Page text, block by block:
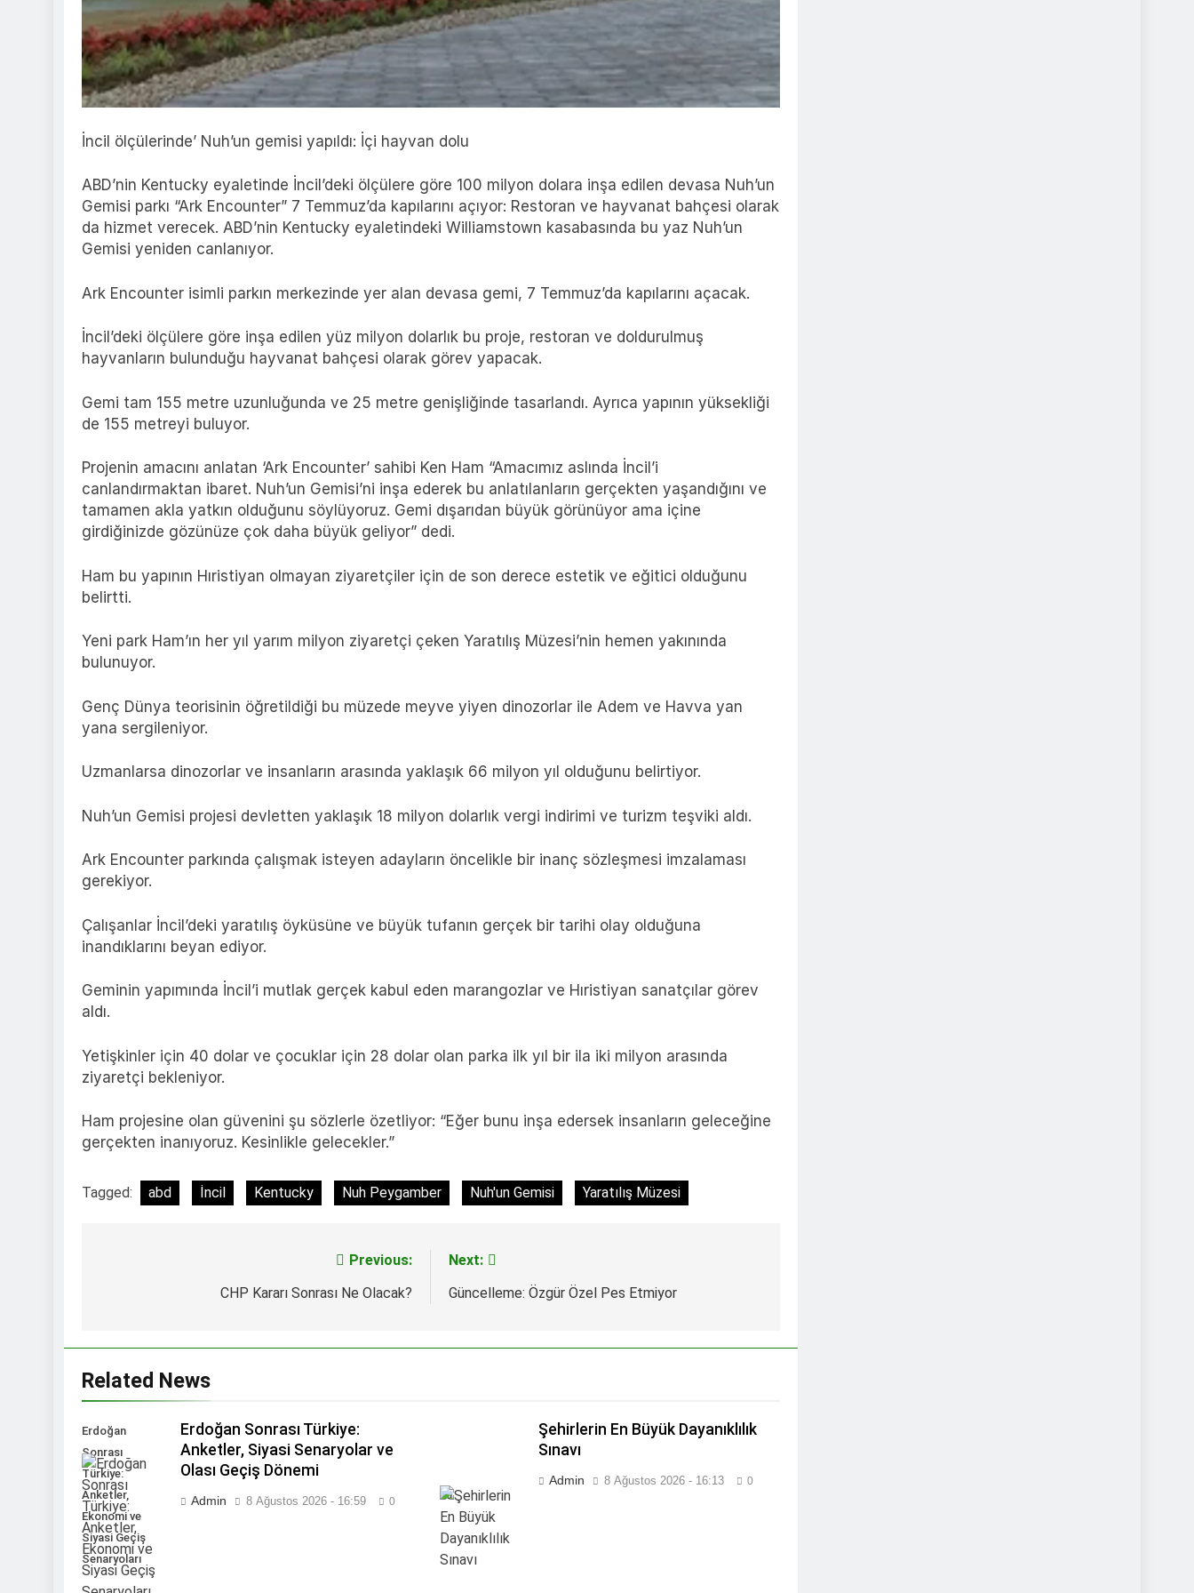
İncil ölçülerinde’ Nuh’un gemisi yapıldı: İçi hayvan dolu
ABD’nin Kentucky eyaletinde İncil’deki ölçülere göre 100 milyon dolara inşa edilen devasa Nuh’un
Gemisi parkı “Ark Encounter” 7 Temmuz’da kapılarını açıyor: Restoran ve hayvanat bahçesi olarak
da hizmet verecek. ABD’nin Kentucky eyaletindeki Williamstown kasabasında bu yaz Nuh’un
Gemisi yeniden canlanıyor.
Ark Encounter isimli parkın merkezinde yer alan devasa gemi, 7 Temmuz’da kapılarını açacak.
İncil’deki ölçülere göre inşa edilen yüz milyon dolarlık bu proje, restoran ve doldurulmuş
hayvanların bulunduğu hayvanat bahçesi olarak görev yapacak.
Gemi tam 155 metre uzunluğunda ve 25 metre genişliğinde tasarlandı. Ayrıca yapının yüksekliği
de 155 metreyi buluyor.
Projenin amacını anlatan ‘Ark Encounter’ sahibi Ken Ham “Amacımız aslında İncil’i
canlandırmaktan ibaret. Nuh’un Gemisi’ni inşa ederek bu anlatılanların gerçekten yaşandığını ve
tamamen akla yatkın olduğunu söylüyoruz. Gemi dışarıdan büyük görünüyor ama içine
girdiğinizde gözünüze çok daha büyük geliyor” dedi.
Ham bu yapının Hıristiyan olmayan ziyaretçiler için de son derece estetik ve eğitici olduğunu
belirtti.
Yeni park Ham’ın her yıl yarım milyon ziyaretçi çeken Yaratılış Müzesi’nin hemen yakınında
bulunuyor.
Genç Dünya teorisinin öğretildiği bu müzede meyve yiyen dinozorlar ile Adem ve Havva yan
yana sergileniyor.
Uzmanlarsa dinozorlar ve insanların arasında yaklaşık 66 milyon yıl olduğunu belirtiyor.
Nuh’un Gemisi projesi devletten yaklaşık 18 milyon dolarlık vergi indirimi ve turizm teşviki aldı.
Ark Encounter parkında çalışmak isteyen adayların öncelikle bir inanç sözleşmesi imzalaması
gerekiyor.
Çalışanlar İncil’deki yaratılış öyküsüne ve büyük tufanın gerçek bir tarihi olay olduğuna
inandıklarını beyan ediyor.
Geminin yapımında İncil’i mutlak gerçek kabul eden marangozlar ve Hıristiyan sanatçılar görev
aldı.
Yetişkinler için 40 dolar ve çocuklar için 28 dolar olan parka ilk yıl bir ila iki milyon arasında
ziyaretçi bekleniyor.
Ham projesine olan güvenini şu sözlerle özetliyor: “Eğer bunu inşa edersek insanların geleceğine
gerçekten inanıyoruz. Kesinlikle gelecekler.”
Tagged: abd İncil Kentucky Nuh Peygamber Nuh'un Gemisi Yaratılış Müzesi
Previous:
CHP Kararı Sonrası Ne Olacak?
Next:
Güncelleme: Özgür Özel Pes Etmiyor
Related News
Erdoğan
Sonrası
Türkiye:
Anketler,
Ekonomi ve
Siyasi Geçiş
Senaryoları
Erdoğan Sonrası Türkiye:
Anketler, Siyasi Senaryolar ve
Olası Geçiş Dönemi
Admin 8 Ağustos 2026 - 16:59 0 su
Şehirlerin En Büyük Dayanıklılık
Sınavı
Admin 8 Ağustos 2026 - 16:13 0